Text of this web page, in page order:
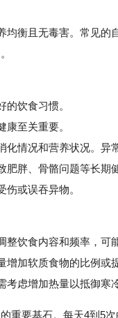
且无毒害。常见的
饮食习惯。
至关重要。
情况和营养状况。异
胖、骨骼问题等长期健
或误吞异物。
食内容和频率，可
加软质食物的比例或提
虑增加热量以抵御寒冷
重要基石。每天4到5